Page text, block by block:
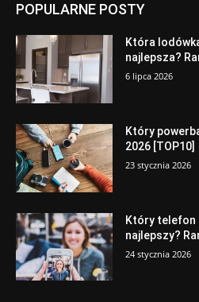
POPULARNE POSTY
Która
najlepsza?
6 lipca 2026
Który
2026 [TOP10]
23 stycznia 2026
Który telefon
najlepszy?
24 stycznia 2026